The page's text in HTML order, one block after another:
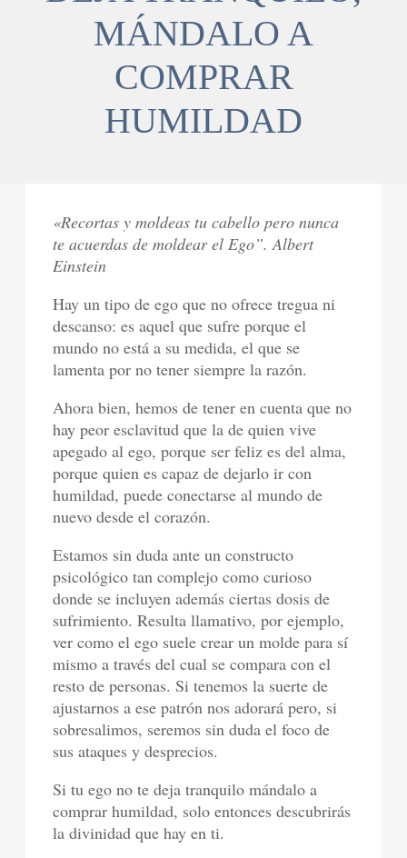
MÁNDALO A
COMPRAR
HUMILDAD
«Recortas y moldeas tu cabello pero nunca
te acuerdas de moldear el Ego”. Albert
Einstein
Hay un tipo de ego que no ofrece tregua ni
descanso: es aquel que sufre porque el
mundo no está a su medida, el que se
lamenta por no tener siempre la razón.
Ahora bien, hemos de tener en cuenta que no
hay peor esclavitud que la de quien vive
apegado al ego, porque ser feliz es del alma,
porque quien es capaz de dejarlo ir con
humildad, puede conectarse al mundo de
nuevo desde el corazón.
Estamos sin duda ante un constructo
psicológico tan complejo como curioso
donde se incluyen además ciertas dosis de
sufrimiento. Resulta llamativo, por ejemplo,
ver como el ego suele crear un molde para sí
mismo a través del cual se compara con el
resto de personas. Si tenemos la suerte de
ajustarnos a ese patrón nos adorará pero, si
sobresalimos, seremos sin duda el foco de
sus ataques y desprecios.
Si tu ego no te deja tranquilo mándalo a
comprar humildad, solo entonces descubrirás
la divinidad que hay en ti.